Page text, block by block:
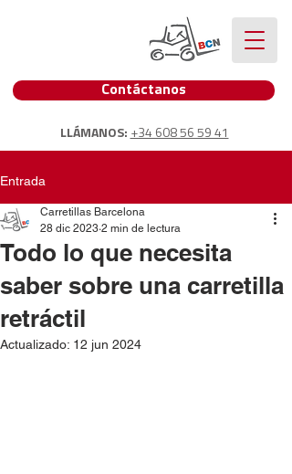
Contáctanos
LLÁMANOS: +34 608 56 59 41
Entrada
Todo lo que necesita
saber sobre una carretilla
retráctil
Carretillas Barcelona
28 dic 2023 2 min de lectura
Actualizado: 12 jun 2024